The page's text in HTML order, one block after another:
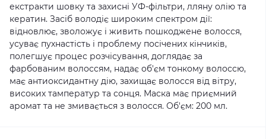
екстракти шовку та захисні УФ-фільтри, лляну олію та
кератин. Засіб володіє широким спектром дії:
відновлює, зволожує і живить пошкоджене волосся,
усуває пухнастість і проблему посічених кінчиків,
полегшує процес розчісування, доглядає за
фарбованим волоссям, надає об'єм тонкому волоссю,
має антиоксидантну дію, захищає волосся від вітру,
високих тамператур та сонця. Маска має приємний
аромат та не змивається з волосся. Об'єм: 200 мл.